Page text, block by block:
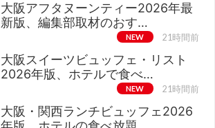
大阪アフタヌーンティー2026年最
新版、編集部取材のおす…
NEW 21時間前
大阪スイーツビュッフェ・リスト
2026年版、ホテルで食べ…
NEW 21時間前
大阪・関西ランチビュッフェ2026